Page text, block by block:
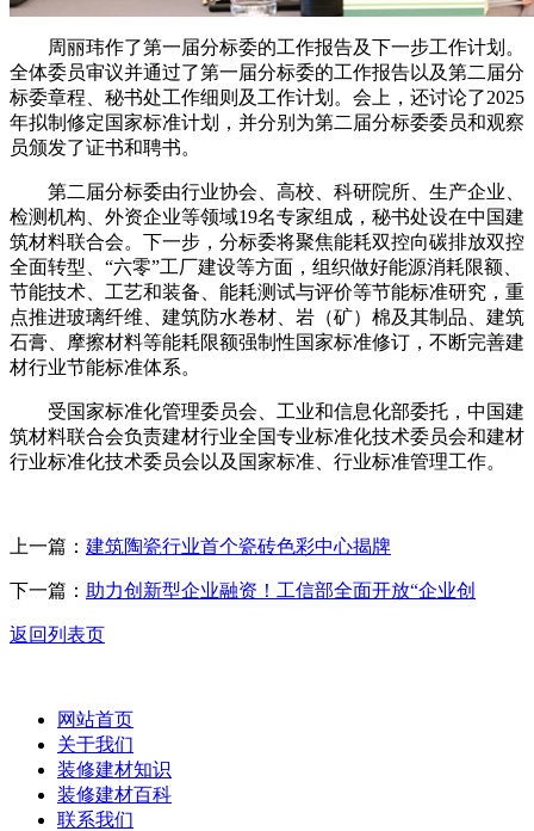
周丽玮作了第一届分标委的工作报告及下一步工作计划。
全体委员审议并通过了第一届分标委的工作报告以及第二届分
标委章程、秘书处工作细则及工作计划。会上，还讨论了2025
年拟制修定国家标准计划，并分别为第二届分标委委员和观察
员颁发了证书和聘书。
第二届分标委由行业协会、高校、科研院所、生产企业、
检测机构、外资企业等领域19名专家组成，秘书处设在中国建
筑材料联合会。下一步，分标委将聚焦能耗双控向碳排放双控
全面转型、“六零”工厂建设等方面，组织做好能源消耗限额、
节能技术、工艺和装备、能耗测试与评价等节能标准研究，重
点推进玻璃纤维、建筑防水卷材、岩（矿）棉及其制品、建筑
石膏、摩擦材料等能耗限额强制性国家标准修订，不断完善建
材行业节能标准体系。
受国家标准化管理委员会、工业和信息化部委托，中国建
筑材料联合会负责建材行业全国专业标准化技术委员会和建材
行业标准化技术委员会以及国家标准、行业标准管理工作。
上一篇： 建筑陶瓷行业首个瓷砖色彩中心揭牌
下一篇： 助力创新型企业融资！工信部全面开放“企业创
返回列表页
网站首页
关于我们
装修建材知识
装修建材百科
联系我们